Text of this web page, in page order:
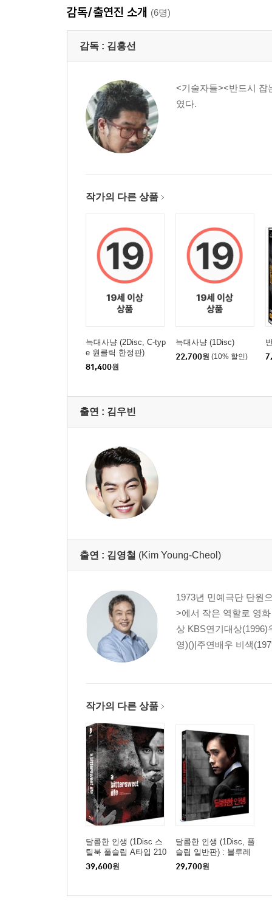
* 작전 프레젠테이션 (제작보고회) 11:47
* 까메오 영상 6:35
* 감독 인터뷰 (IPTV) 4:42
* 감독 리허설 (IPTV) 3:20
* 포스터 인터뷰 (IPTV) 3:10
감독/출연진 소개 (6명)
감독 : 김홍선
<기술자들><반드시 잡
였다.
작가의 다른 상품
늑대사냥 (2Disc, C-typ
e 원클릭 한정판)
81,400원
늑대사냥 (1Disc)
22,700원 (10% 할인)
출연 : 김우빈
출연 : 김영철 (Kim Young-Cheol)
1973년 민예극단 단원
>에서 작은 역할로 영
상 KBS연기대상
영)()|주연배우 비색
작가의 다른 상품
달콤한 인생 (1Disc 스
틸북 풀슬립 A타입 210
0장 한정) : 블루레이
39,600원
달콤한 인생 (1Disc, 풀
슬립 일반판) : 블루레
이
29,700원